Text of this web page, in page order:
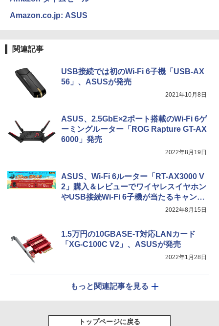
Amazon.co.jp: ASUS
関連記事
USB接続では初のWi-Fi 6子機「USB-AX
56」、ASUSが発売
2021年10月8日
ASUS、2.5GbE×2ポート搭載のWi-Fi 6ゲ
ーミングルーター「ROG Rapture GT-AX
6000」発売
2022年8月19日
ASUS、Wi-Fi 6ルーター「RT-AX3000 V
2」購入＆レビューでワイヤレスイヤホン
やUSB接続Wi-Fi 6子機が当たるキャンペ
2022年8月15日
1.5万円の10GBASE-T対応LANカード
「XG-C100C V2」、ASUSが発売
2022年1月28日
もっと関連記事を見る
トップページに戻る